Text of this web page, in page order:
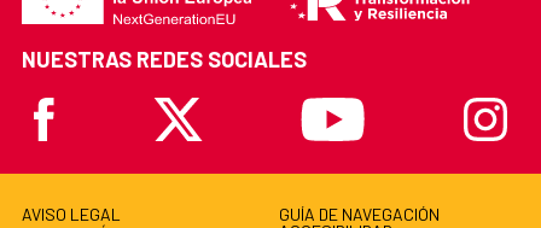
NUESTRAS REDES SOCIALES
Facebook
X Youtube
AVISO LEGAL
GUÍA DE NAVEGACIÓN